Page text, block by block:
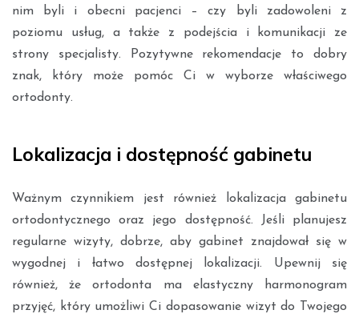
nim byli i obecni pacjenci – czy byli zadowoleni z
poziomu usług, a także z podejścia i komunikacji ze
strony specjalisty. Pozytywne rekomendacje to dobry
znak, który może pomóc Ci w wyborze właściwego
ortodonty.
Lokalizacja i dostępność gabinetu
Ważnym czynnikiem jest również lokalizacja gabinetu
ortodontycznego oraz jego dostępność. Jeśli planujesz
regularne wizyty, dobrze, aby gabinet znajdował się w
wygodnej i łatwo dostępnej lokalizacji. Upewnij się
również, że ortodonta ma elastyczny harmonogram
przyjęć, który umożliwi Ci dopasowanie wizyt do Twojego